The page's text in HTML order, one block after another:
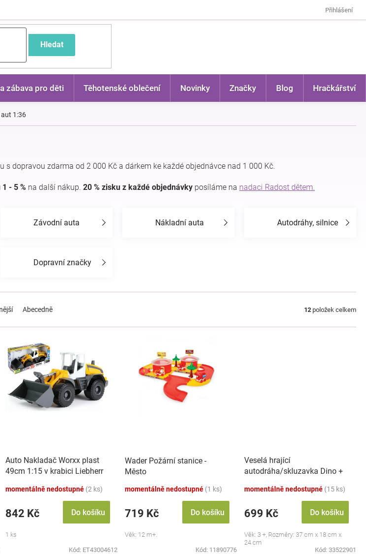
Přihlášení
Hledat
zábava pro děti Těhotenské oblečení Novinky Značky Blog Hračkářství
1:36
s dopravou zdarma od 2 000 Kč a dárkem ke každé objednávce nad 1 000 Kč.
- 5 % na další nákup. 20 % zisku z každé objednávky posíláme na nadaci Radost dětem.
Závodní auta Nákladní auta Autodráhy, silnice
Dopravní značky
Abecedně 12 položek celkem
Auto Nakladač Worxx plast
49cm 1:15 v krabici Liebherr
momentálně nedostupné (2 ks)
842 Kč Do košíku
1 ks
Kód: ET43004612
Wader Požární stanice -
Město
momentálně nedostupné (1 ks)
719 Kč Do košíku
Věk: 12 m+.
Kód: 11890776
Veselá hrající
autodráha/skluzavka Dino +
momentálně nedostupné (15 ks)
699 Kč Do košíku
Věk: 3 +, Rozměry: 37 cm x 18 cm x
24 cm
Kód: 33522901